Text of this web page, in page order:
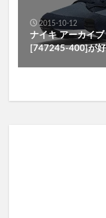
2015-10-12
ナイキ アーカイ
[747245-400]が